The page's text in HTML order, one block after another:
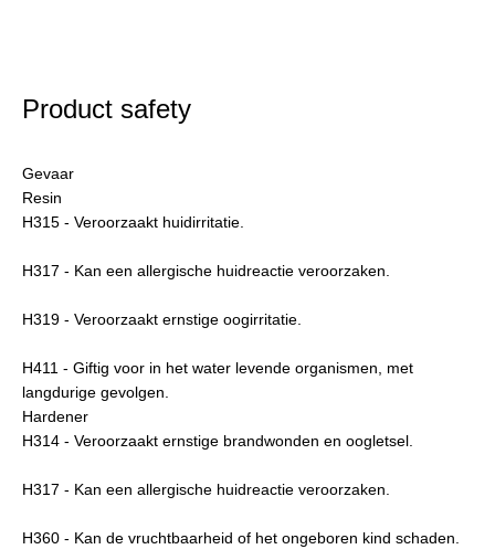
Product safety
Gevaar
Resin
H315 - Veroorzaakt huidirritatie.
H317 - Kan een allergische huidreactie veroorzaken.
H319 - Veroorzaakt ernstige oogirritatie.
H411 - Giftig voor in het water levende organismen, met
langdurige gevolgen.
Hardener
H314 - Veroorzaakt ernstige brandwonden en oogletsel.
H317 - Kan een allergische huidreactie veroorzaken.
H360 - Kan de vruchtbaarheid of het ongeboren kind schaden.